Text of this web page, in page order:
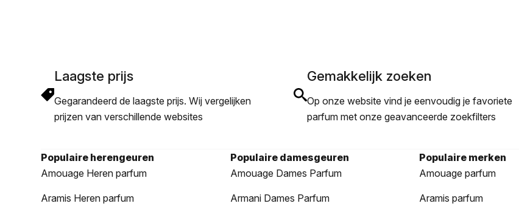
Laagste prijs
Gegarandeerd de laagste prijs. Wij vergelijken
prijzen van verschillende websites
Gemakkelijk zoeken
Op onze website vind je eenvoudig je favoriete
parfum met onze geavanceerde zoekfilters
Populaire herengeuren
Amouage Heren parfum
Aramis Heren parfum
Populaire damesgeuren
Amouage Dames Parfum
Armani Dames Parfum
Populaire merken
Amouage parfum
Aramis parfum